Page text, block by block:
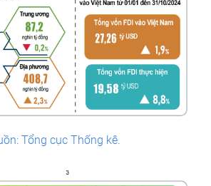
Tổng cục Thống kê.